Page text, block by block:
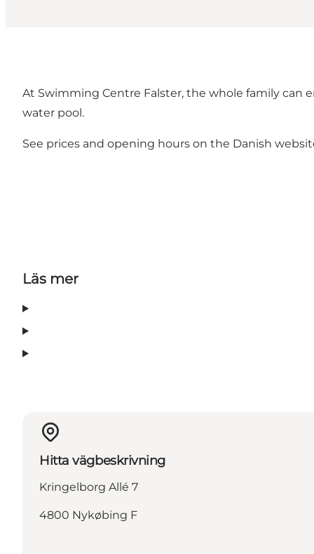
At Swimming Centre Falster, the whole family can
water pool.
See prices and opening hours on the Danish
Läs mer
Hitta vägbeskrivning
Kringelborg Allé 7
4800 Nykøbing F